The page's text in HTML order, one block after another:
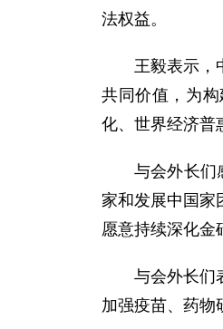
法权益。
王毅表示，
共同价值，为
化、世界经济普
与会外长们
家和发展中国家
愿意持续深化金
与会外长们
加强疫苗、药物